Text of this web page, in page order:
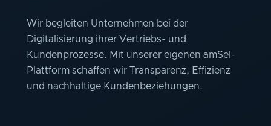
Wir begleiten Unternehmen bei der
Digitalisierung ihrer Vertriebs- und
Kundenprozesse. Mit unserer eigenen amSel-
Plattform schaffen wir Transparenz, Effizienz
und nachhaltige Kundenbeziehungen.